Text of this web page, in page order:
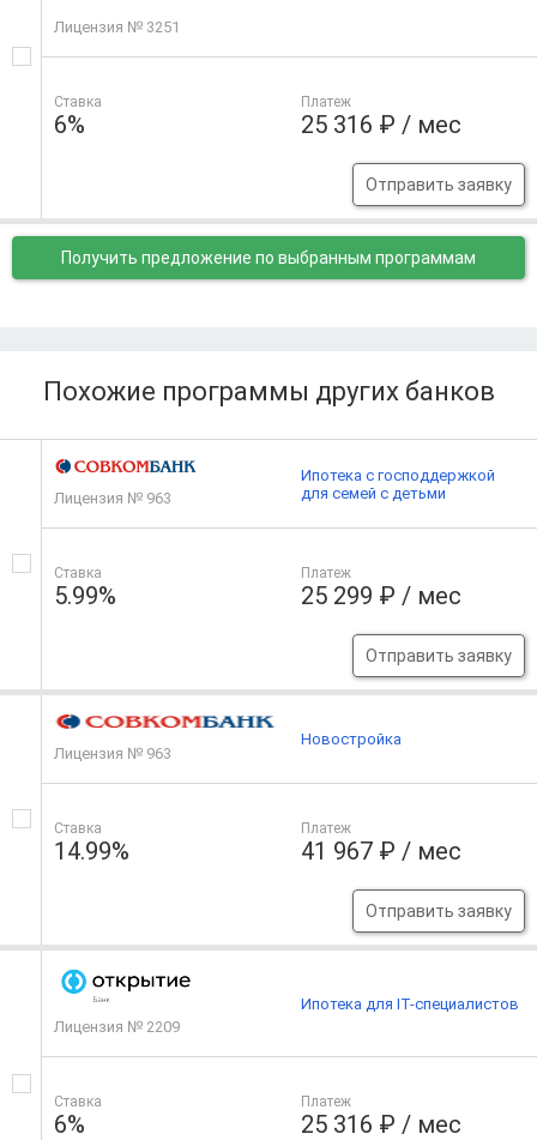
Лицензия № 3251
Ставка
6%
Платеж
25 316 ₽ / мес
Отправить заявку
Получить предложение по выбранным программам
Похожие программы других банков
Лицензия № 963
Ставка
5.99%
Платеж
25 299 ₽ / мес
Отправить заявку
Ипотека с господдержкой
для семей с детьми
Лицензия № 963
Ставка
14.99%
Платеж
41 967 ₽ / мес
Отправить заявку
Новостройка
Лицензия № 2209
Ставка
6%
Платеж
25 316 ₽ / мес
Ипотека для IT-специалистов